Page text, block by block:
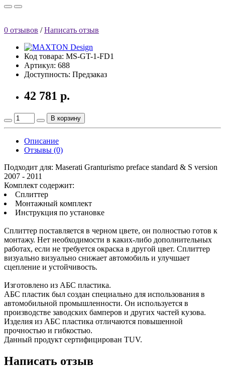
0 отзывов /Написать отзыв
Код товара: MS-GT-1-FD1
Артикул: 688
Доступность: Предзаказ
42 781 р.
В корзину
Описание
Отзывы (0)
Подходит для: Maserati Granturismo preface standard & S version
2007 - 2011
Комплект содержит:
Сплиттер
Монтажный комплект
Инструкция по установке
Сплиттер поставляется в черном цвете, он полностью готов к
монтажу. Нет необходимости в каких-либо дополнительных
работах, если не требуется окраска в другой цвет. Сплиттер
визуально визуально снижает автомобиль и улучшает
сцепление и устойчивость.
Изготовлено из АБС пластика.
АБС пластик был создан специально для использования в
автомобильной промышленности. Он используется в
производстве заводских бамперов и других частей кузова.
Изделия из АБС пластика отличаются повышенной
прочностью и гибкостью.
Данный продукт сертифицирован TUV.
Написать отзыв